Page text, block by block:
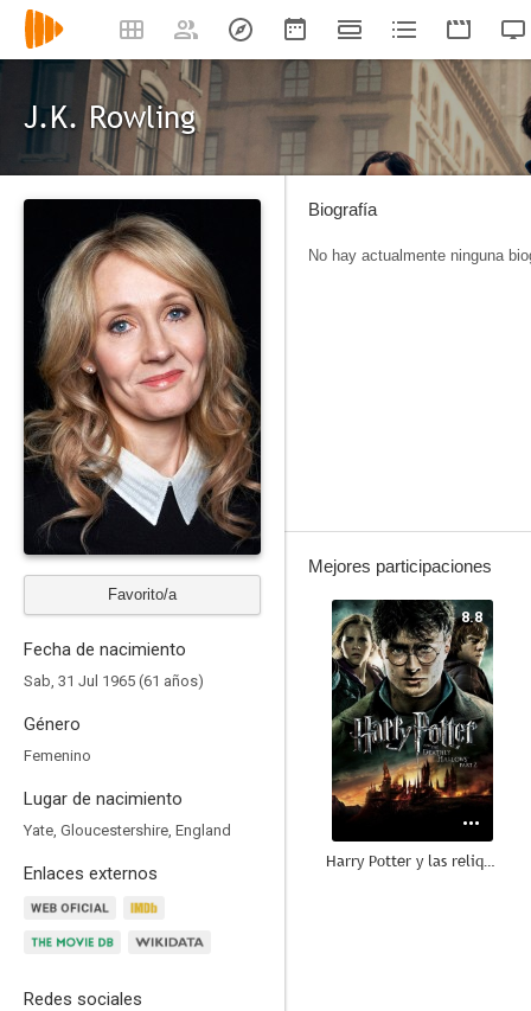
J.K. Rowling
Favorito/a
Fecha de nacimiento
Sab, 31 Jul 1965 (61 años)
Género
Femenino
Lugar de nacimiento
Yate, Gloucestershire, England
Enlaces externos
Redes sociales
Biografía
No hay actualmente ninguna
Mejores participaciones
8.8
Harry Potter y las reliquias de la muerte - Parte 2